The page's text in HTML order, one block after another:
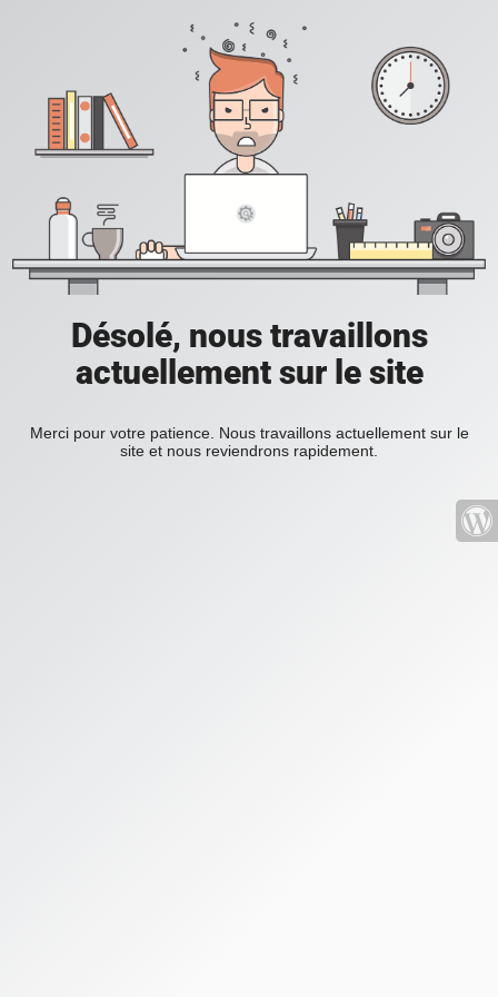
Désolé, nous travaillons
actuellement sur le site
Merci pour votre patience. Nous travaillons actuellement sur le
site et nous reviendrons rapidement.